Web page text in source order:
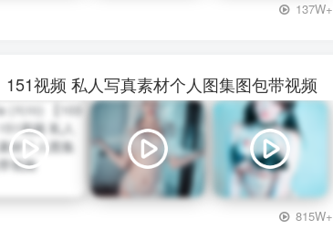
137W+
视频 私人写真素材个人图集图包带视频
+3
815W+